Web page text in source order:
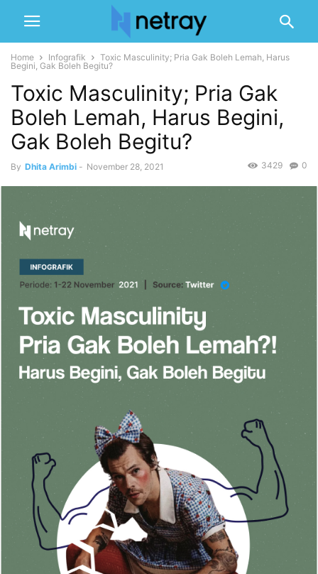
Home Infografik
Toxic Masculinity; Pria Gak Boleh Lemah, Harus
Begini, Gak Boleh Begitu?
Toxic Masculinity; Pria Gak
Boleh Lemah, Harus Begini,
Gak Boleh Begitu?
By Dhita Arimbi - November 28, 2021 0
3429